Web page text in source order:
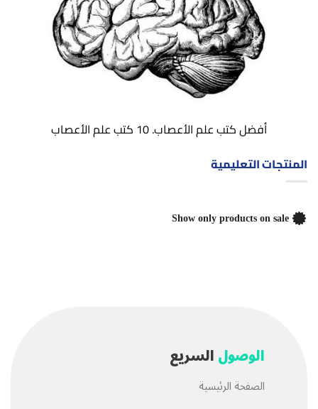
أفضل كتب علم الأعصاب. 10 كتب علم الأعصاب
المنتجات التعليمية
Show only products on sale
الوصولالسريع
الصفحة الرئيسية